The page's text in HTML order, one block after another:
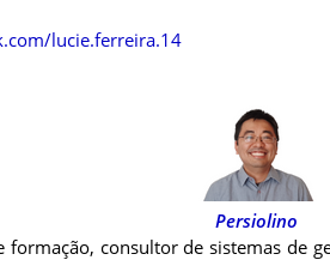
lucie.ferreira.14
Persiolino
formação, consultor de sistemas de